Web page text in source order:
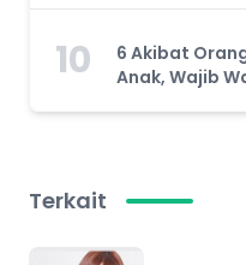
10
6 Akibat
Anak, Wajib
Terkait